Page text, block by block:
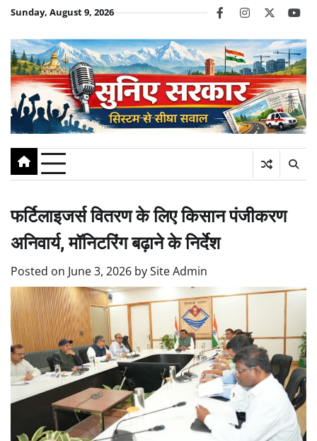
Skip
content
Sunday, August 9, 2026 facebookinstagram
twitter
फर्टिलाइजर्स वितरण के लिए किसान पंजीकरण
अनिवार्य, मॉनिटरिंग बढ़ाने के निर्देश
Posted on June 3, 2026 bySite Admin